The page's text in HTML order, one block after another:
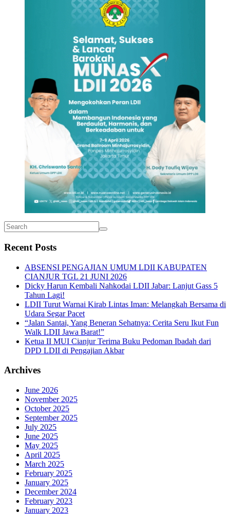
Recent Posts
ABSENSI PENGAJIAN UMUM LDII KABUPATEN
CIANJUR TGL 21 JUNI 2026
Dicky Harun Kembali Nahkodai LDII Jabar: Lanjut Gass 5
Tahun Lagi!
LDII Turut Warnai Kirab Lintas Iman: Melangkah Bersama di
Udara Segar Pacet
“Jalan Santai, Yang Beneran Sehatnya: Cerita Seru Ikut Fun
Walk LDII Jawa Barat!”
Ketua II MUI Cianjur Terima Buku Pedoman Ibadah dari
DPD LDII di Pengajian Akbar
Archives
June 2026
November 2025
October 2025
September 2025
July 2025
June 2025
May 2025
April 2025
March 2025
February 2025
January 2025
December 2024
February 2023
January 2023